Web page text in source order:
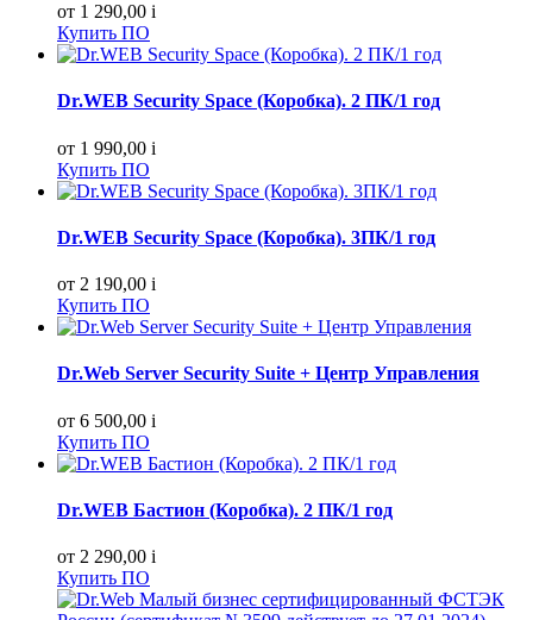
от 1 290,00 i
Купить ПО
Dr.WEB Security Space (Коробка). 2 ПК/1 год
от 1 990,00 i
Купить ПО
Dr.WEB Security Space (Коробка). 3ПК/1 год
от 2 190,00 i
Купить ПО
Dr.Web Server Security Suite + Центр Управления
от 6 500,00 i
Купить ПО
Dr.WEB Бастион (Коробка). 2 ПК/1 год
от 2 290,00 i
Купить ПО